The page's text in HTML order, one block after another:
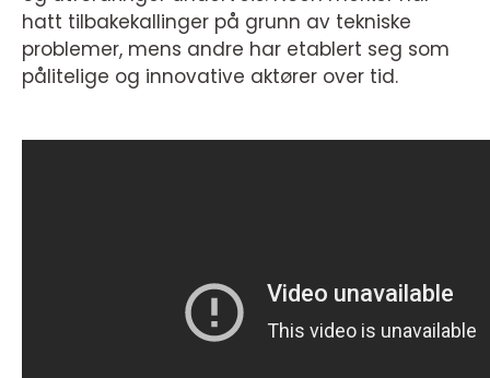
hatt tilbakekallinger på grunn av tekniske
problemer, mens andre har etablert seg som
pålitelige og innovative aktører over tid.